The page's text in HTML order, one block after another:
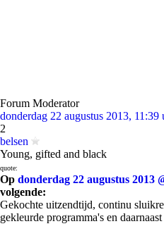
Forum Moderator
donderdag 22 augustus 2013, 11:39
2
belsen
Young, gifted and black
quote:
Op donderdag 22 augustus 2013
volgende:
Gekochte uitzendtijd, continu
gekleurde programma's en